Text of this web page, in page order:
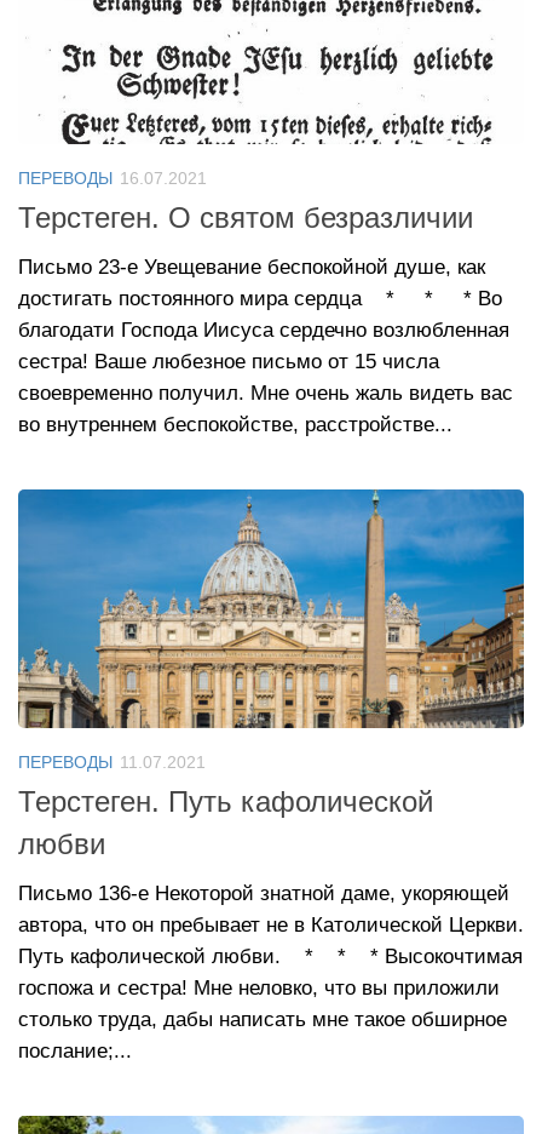
ПЕРЕВОДЫ 16.07.2021
Терстеген. О святом безразличии
Письмо 23-е Увещевание беспокойной душе, как
достигать постоянного мира сердца * * * Во
благодати Господа Иисуса сердечно возлюбленная
сестра! Ваше любезное письмо от 15 числа
своевременно получил. Мне очень жаль видеть вас
во внутреннем беспокойстве, расстройстве...
ПЕРЕВОДЫ 11.07.2021
Терстеген. Путь кафолической
любви
Письмо 136-е Некоторой знатной даме, укоряющей
автора, что он пребывает не в Католической Церкви.
Путь кафолической любви. * * * Высокочтимая
госпожа и сестра! Мне неловко, что вы приложили
столько труда, дабы написать мне такое обширное
послание;...